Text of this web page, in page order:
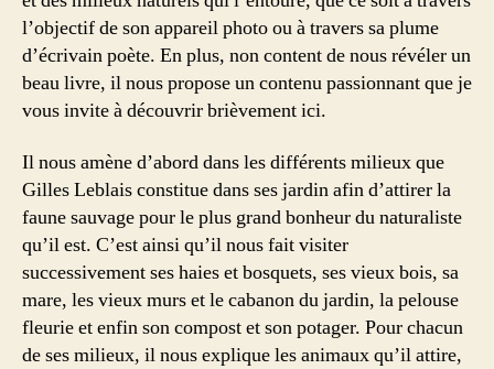
l’objectif de son appareil photo ou à travers sa plume
d’écrivain poète. En plus, non content de nous révéler un
beau livre, il nous propose un contenu passionnant que je
vous invite à découvrir brièvement ici.
Il nous amène d’abord dans les différents milieux que
Gilles Leblais constitue dans ses jardin afin d’attirer la
faune sauvage pour le plus grand bonheur du naturaliste
qu’il est. C’est ainsi qu’il nous fait visiter
successivement ses haies et bosquets, ses vieux bois, sa
mare, les vieux murs et le cabanon du jardin, la pelouse
fleurie et enfin son compost et son potager. Pour chacun
de ses milieux, il nous explique les animaux qu’il attire,